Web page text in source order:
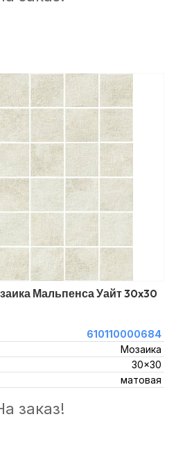
Мальпенса Уайт 30x30
610110000684
Мозаика
30x30
матовая
заказ!